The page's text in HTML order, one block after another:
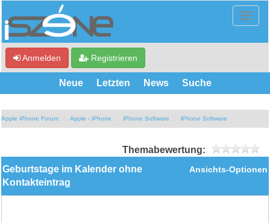
Anmelden Registrieren
Neue Letzten News Suche
Apple iPhone Forum Apple - iPhone iPhone Software iPhone Software
Themabewertung:
Ansichts-Optionen
Geburtstage im Kalender ohne
Kontakteintrag